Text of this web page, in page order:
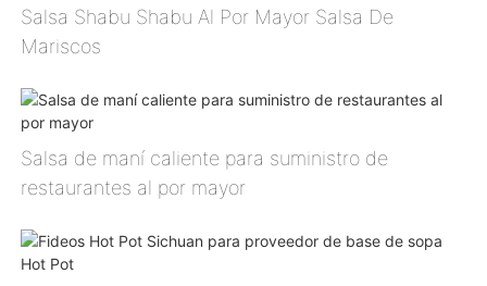
Salsa Shabu Shabu Al Por Mayor Salsa De
Mariscos
Salsa de maní caliente para suministro de
restaurantes al por mayor